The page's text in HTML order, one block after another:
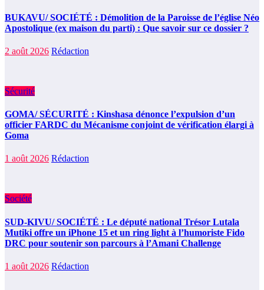
BUKAVU/ SOCIÉTÉ : Démolition de la Paroisse de l’église Néo
Apostolique (ex maison du parti) : Que savoir sur ce dossier ?
2 août 2026 Rédaction
Sécurité
GOMA/ SÉCURITÉ : Kinshasa dénonce l’expulsion d’un
officier FARDC du Mécanisme conjoint de vérification élargi à
Goma
1 août 2026 Rédaction
Société
SUD-KIVU/ SOCIÉTÉ : Le député national Trésor Lutala
Mutiki offre un iPhone 15 et un ring light à l’humoriste Fido
DRC pour soutenir son parcours à l’Amani Challenge
1 août 2026 Rédaction